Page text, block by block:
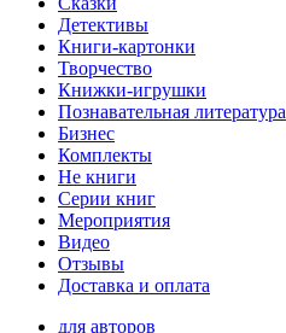
Детективы
Книги-картонки
Творчество
Книжки-игрушки
Познавательная литература
Бизнес
Комплекты
Не книги
Серии книг
Мероприятия
Видео
Отзывы
Доставка и оплата
для авторов